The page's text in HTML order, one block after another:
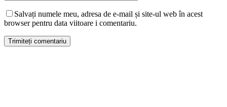
Salvați numele meu, adresa de e-mail și site-ul web în acest
browser pentru data viitoare i comentariu.